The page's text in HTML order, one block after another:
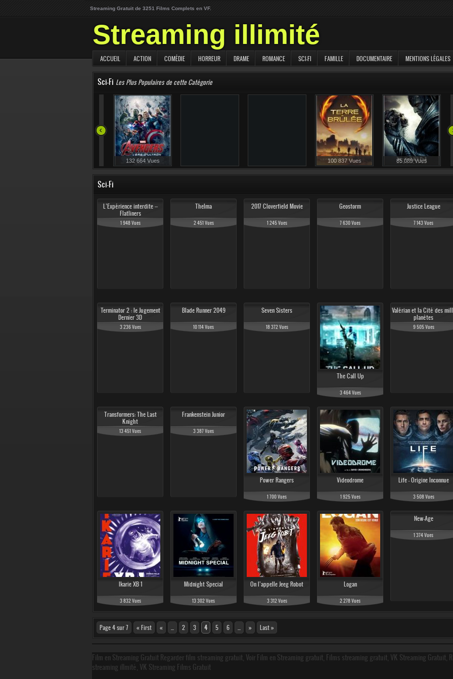
Streaming Gratuit de 3251 Films Complets en VF.
Streaming illimité
ACCUEIL ACTION COMÉDIE HORREUR DRAME ROMANCE SCI-FI FAMILLE DOCUMENTAIRE MENTIONS LÉGALES
Sci-Fi Les Plus Populaires de cette Catégorie
132 664 Vues
106 459 Vues
100 837 Vues 85 089 Vues
Sci-Fi
L’Expérience interdite –
Flatliners
1 948 Vues
Thelma
2 451 Vues
2017 Cloverfield Movie
1 245 Vues
Geostorm
7 630 Vues
Justice League
7 143 Vues
Terminator 2 : le Jugement
Dernier 3D
3 236 Vues
Blade Runner 2049
10 114 Vues
Seven Sisters
18 372 Vues
The Call Up
3 464 Vues
Valérian et la Cité des
planètes
9 505 Vues
Transformers: The Last
Knight
13 451 Vues
Frankenstein Junior
3 387 Vues
Power Rangers
1 700 Vues
Videodrome
1 925 Vues
Life - Origine Inconnue
3 508 Vues
Ikarie XB 1
3 832 Vues
Midnight Special
13 302 Vues
On l’appelle Jeeg Robot
3 312 Vues
Logan
2 278 Vues
New-Age
1 374 Vues
Page 4 sur 7 « First « 2 3 4 5 6 » Last »
Film en Streaming Gratuit Regarder film streaming gratuit, Voir Film en Streaming gratuit, Films streaming gratuit, VK Streaming Gratuit,
streaming illmité, VK Streaming Films Gratuit